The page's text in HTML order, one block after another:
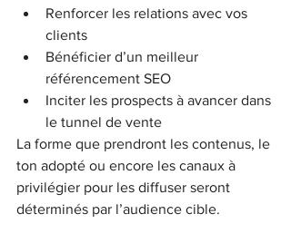
Renforcer les relations avec vos
clients
Bénéficier d’un meilleur
référencement SEO
Inciter les prospects à avancer dans
le tunnel de vente
La forme que prendront les contenus, le
ton adopté ou encore les canaux à
privilégier pour les diffuser seront
déterminés par l’audience cible.